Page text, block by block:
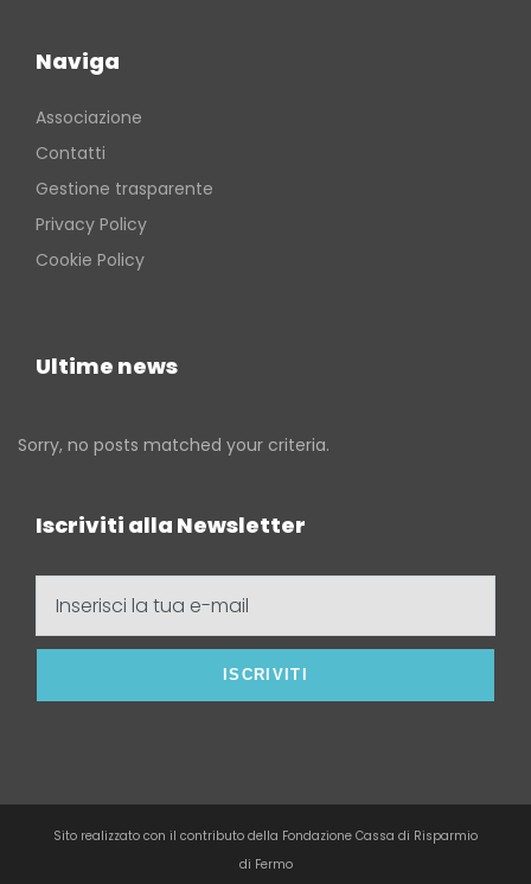
Naviga
Associazione
Contatti
Gestione trasparente
Privacy Policy
Cookie Policy
Ultime news
Sorry, no posts matched your criteria.
Iscriviti alla Newsletter
tua
mail
Sito realizzato con il contributo della Fondazione Cassa di Risparmio
di Fermo